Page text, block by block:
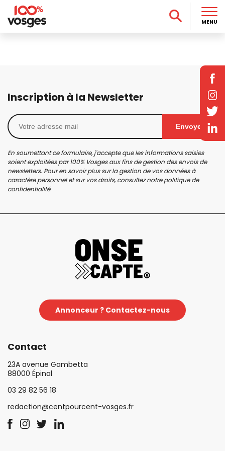
Inscription à la Newsletter
Envoyer
En soumettant ce formulaire, j'accepte que les informations saisies
soient exploitées par 100% Vosges aux fins de gestion des envois de
newsletters. Pour en savoir plus sur la gestion de vos données à
caractère personnel et sur vos droits, consultez notrepolitique de
confidentialité
Annonceur ? Contactez-nous
Contact
23A avenue Gambetta
88000 Épinal
03 29 82 56 18
redaction@centpourcent-vosges.fr
MENU